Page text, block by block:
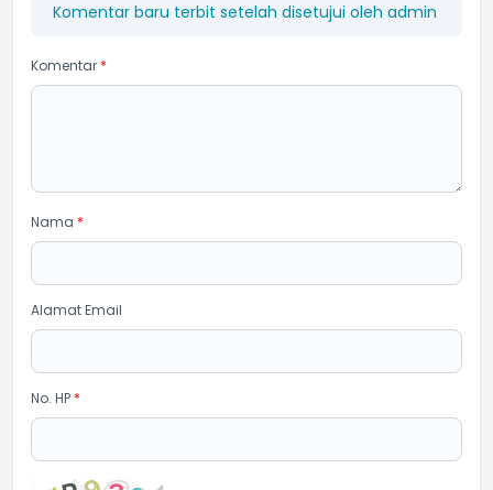
Komentar baru terbit setelah disetujui oleh admin
Komentar *
Nama *
Alamat Email
No. HP *